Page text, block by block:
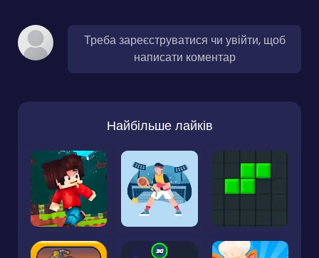
Треба зареєструватися чи увійти, щоб
написати коментар
Найбільше лайків